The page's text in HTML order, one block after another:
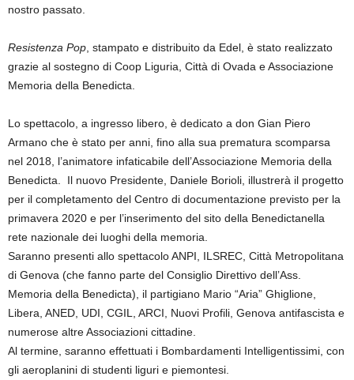
nostro passato.
Resistenza Pop, stampato e distribuito da Edel, è stato realizzato
grazie al sostegno di Coop Liguria, Città di Ovada e Associazione
Memoria della Benedicta.
Lo spettacolo, a ingresso libero, è dedicato a don Gian Piero
Armano che è stato per anni, fino alla sua prematura scomparsa
nel 2018, l’animatore infaticabile dell’Associazione Memoria della
Benedicta. Il nuovo Presidente, Daniele Borioli, illustrerà il progetto
per il completamento del Centro di documentazione previsto per la
primavera 2020 e per l’inserimento del sito della Benedictanella
rete nazionale dei luoghi della memoria.
Saranno presenti allo spettacolo ANPI, ILSREC, Città Metropolitana
di Genova (che fanno parte del Consiglio Direttivo dell’Ass.
Memoria della Benedicta), il partigiano Mario “Aria” Ghiglione,
Libera, ANED, UDI, CGIL, ARCI, Nuovi Profili, Genova antifascista e
numerose altre Associazioni cittadine.
Al termine, saranno effettuati i Bombardamenti Intelligentissimi, con
gli aeroplanini di studenti liguri e piemontesi.